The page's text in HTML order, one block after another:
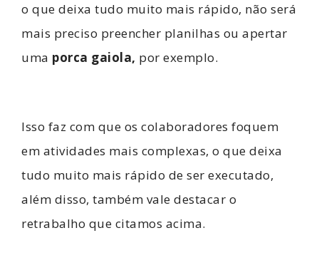
o que deixa tudo muito mais rápido, não será
mais preciso preencher planilhas ou apertar
uma porca gaiola, por exemplo.
Isso faz com que os colaboradores foquem
em atividades mais complexas, o que deixa
tudo muito mais rápido de ser executado,
além disso, também vale destacar o
retrabalho que citamos acima.